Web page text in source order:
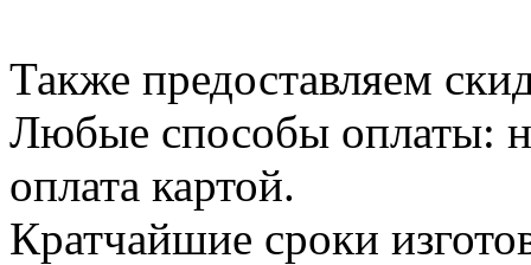
Также предоставляем
Любые способы оплаты:
оплата картой.
Кратчайшие сроки